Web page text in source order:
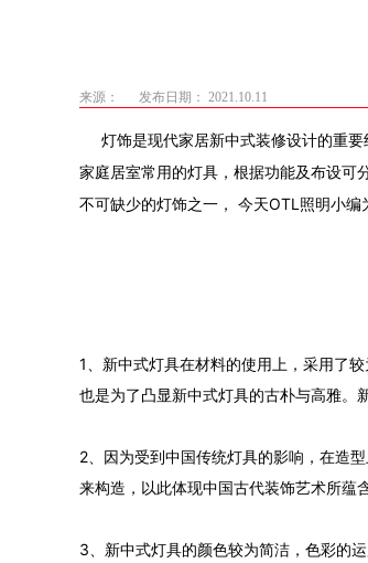
来源： 发布日期： 2021.10.11
灯饰是现代家居新中式装修设计的重要组成
家庭居室常用的灯具，根据功能及布设可分为石
不可缺少的灯饰之一， 今天OTL照明小编
1、 新中式灯具在材料的使用上，采用了较为
也是为了凸显新中式灯具的古朴与高雅。
2、 因为受到中国传统灯具的影响，在造
来构造， 以此体现中国古代装饰艺术所蕴含的
3、 新中式灯具的颜色较为简洁，色彩的